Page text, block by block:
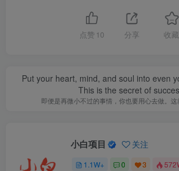
点赞 10 分享 收藏
Put your heart, mind, and soul into even
This is the secret of
即便是再微小不过的事情，你也要用心去做。
小白项目 关注
1.1W+ 0 3